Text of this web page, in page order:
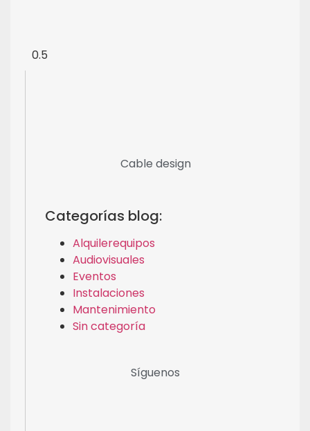
Cable design
Categorías blog:
Alquilerequipos
Audiovisuales
Eventos
Instalaciones
Mantenimiento
Sin categoría
Síguenos